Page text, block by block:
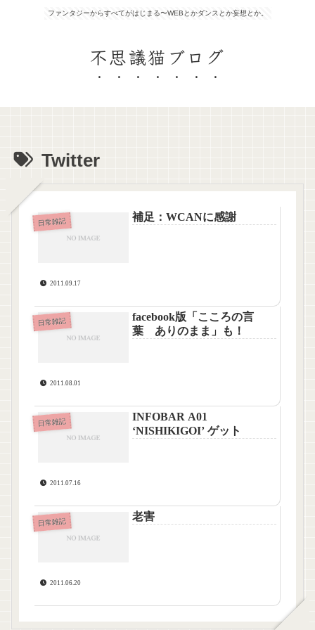
ファンタジーからすべてがはじまる〜WEBとかダンスとか妄想とか。
不思議猫ブログ
Twitter
日常雑記 補足：WCANに感謝
2011.09.17
日常雑記
facebook版「こころの言
葉 ありのまま」も！
2011.08.01
日常雑記
INFOBAR A01
‘NISHIKIGOI’ ゲット
2011.07.16
日常雑記 老害
2011.06.20